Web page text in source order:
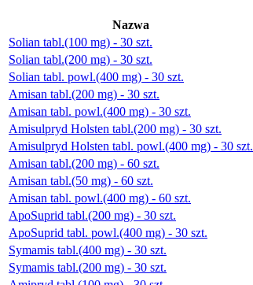
Nazwa
Solian tabl.(100 mg) - 30 szt.
Solian tabl.(200 mg) - 30 szt.
Solian tabl. powl.(400 mg) - 30 szt.
Amisan tabl.(200 mg) - 30 szt.
Amisan tabl. powl.(400 mg) - 30 szt.
Amisulpryd Holsten tabl.(200 mg) - 30 szt.
Amisulpryd Holsten tabl. powl.(400 mg) - 30 szt.
Amisan tabl.(200 mg) - 60 szt.
Amisan tabl.(50 mg) - 60 szt.
Amisan tabl. powl.(400 mg) - 60 szt.
ApoSuprid tabl.(200 mg) - 30 szt.
ApoSuprid tabl. powl.(400 mg) - 30 szt.
Symamis tabl.(400 mg) - 30 szt.
Symamis tabl.(200 mg) - 30 szt.